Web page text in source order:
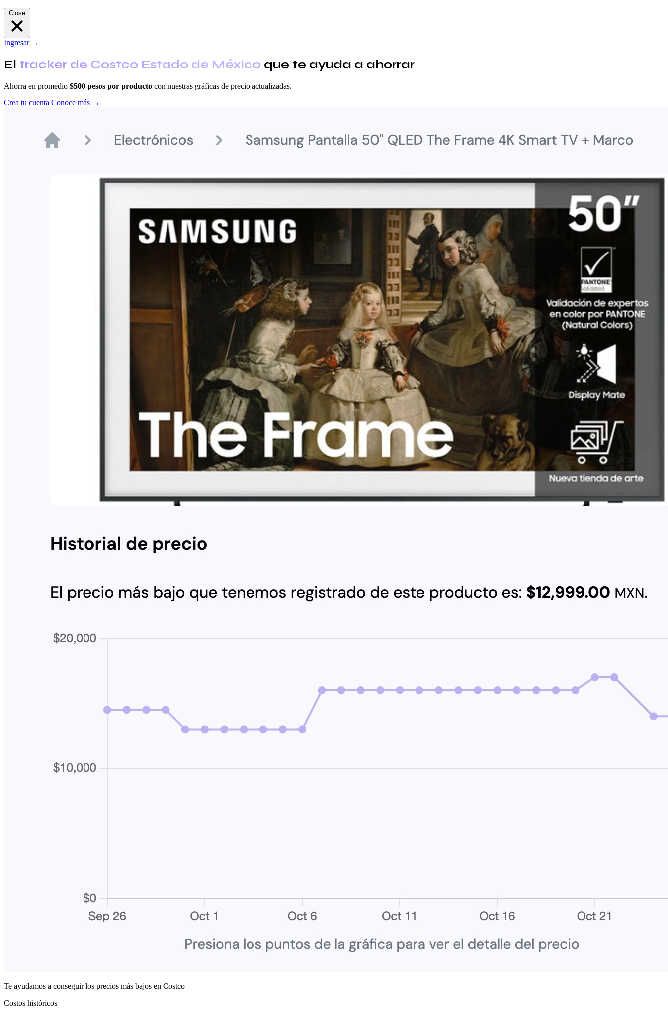
Close
Ingresar →
El tracker de Costco Estado de México que te ayuda a ahorrar
Ahorra en promedio $500 pesos por producto con nuestras gráficas de precio actualizadas.
Crea tu cuenta Conoce más →
Te ayudamos a conseguir los precios más bajos en Costco
Costos históricos